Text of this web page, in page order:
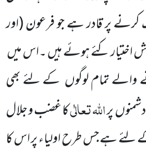
کرنے پر قادر ہے جو فرعون(اور
اختیار کئے ہوئے ہیں ۔اس میں
تمام لوگوں کے لئے بھی
پراللہتعالٰیکا غضب و جلال
لئے ہے جس طرح اولیاء پر اس کا